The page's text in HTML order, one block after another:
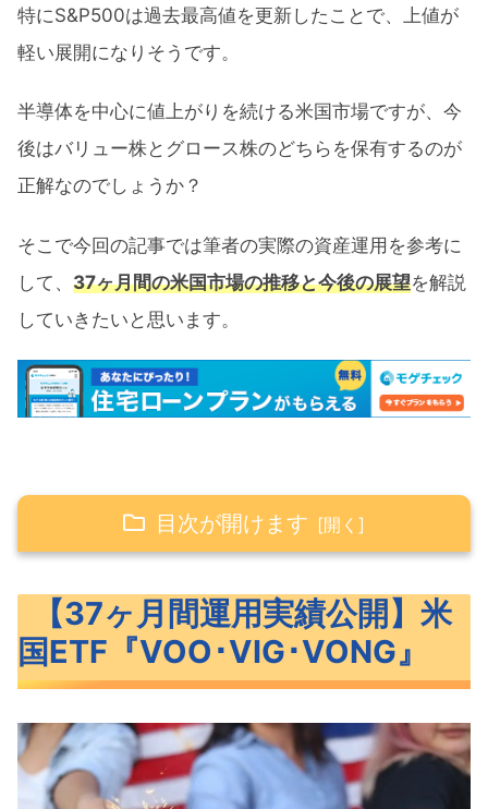
特にS&P500は過去最高値を更新したことで、上値が
軽い展開になりそうです。
半導体を中心に値上がりを続ける米国市場ですが、今
後はバリュー株とグロース株のどちらを保有するのが
正解なのでしょうか？
そこで今回の記事では筆者の実際の資産運用を参考に
して、 37ヶ月間の米国市場の推移と今後の展望を解説
していきたいと思います。
目次が開けます
VIG･VONG』
米国ETF『VOO･VIG･VONG』の概要
徴
VOO・VIG・VONGの過去リターン
【37ヶ月間運用実績公開】米
国ETF『VOO･VIG･VONG』